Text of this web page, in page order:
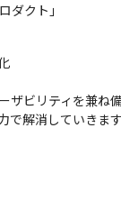
クト」
ビリティを兼ね
解消していきます